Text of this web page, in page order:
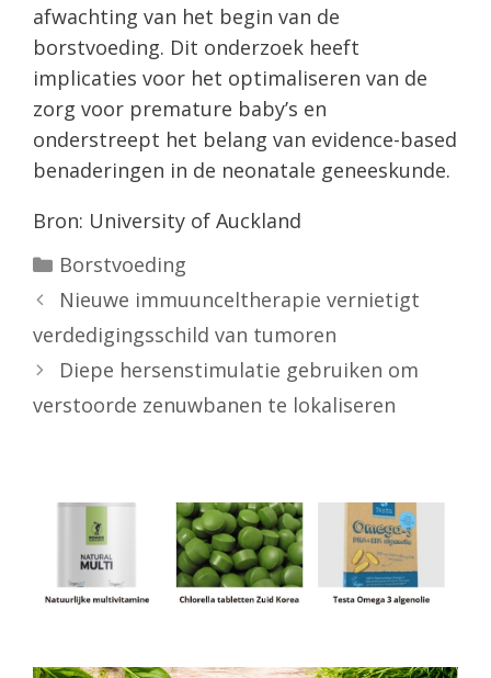
afwachting van het begin van de
borstvoeding. Dit onderzoek heeft
implicaties voor het optimaliseren van de
zorg voor premature baby’s en
onderstreept het belang van evidence-based
benaderingen in de neonatale geneeskunde.
Bron: University of Auckland
Categorieën
Borstvoeding
Nieuwe immuunceltherapie vernietigt
verdedigingsschild van tumoren
Diepe hersenstimulatie gebruiken om
verstoorde zenuwbanen te lokaliseren